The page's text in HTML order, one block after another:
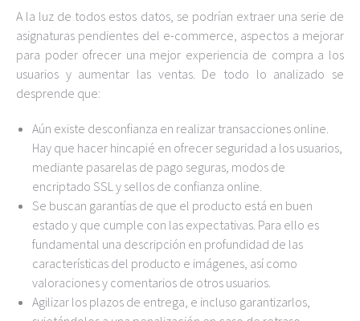
A la luz de todos estos datos, se podrían extraer una serie de
asignaturas pendientes del e-commerce, aspectos a mejorar
para poder ofrecer una mejor experiencia de compra a los
usuarios y aumentar las ventas. De todo lo analizado se
desprende que:
Aún existe desconfianza en realizar transacciones online.
Hay que hacer hincapié en ofrecer seguridad a los usuarios,
mediante pasarelas de pago seguras, modos de
encriptado SSL y sellos de confianza online.
Se buscan garantías de que el producto está en buen
estado y que cumple con las expectativas. Para ello es
fundamental una descripción en profundidad de las
características del producto e imágenes, así como
valoraciones y comentarios de otros usuarios.
Agilizar los plazos de entrega, e incluso garantizarlos,